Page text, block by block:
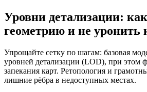
Уровни детализации:
геометрию и не уронить
Упрощайте сетку по шагам: базовая
уровней детализации (LOD), при этом
запекания карт. Ретопология и
лишние рёбра в недоступных местах.